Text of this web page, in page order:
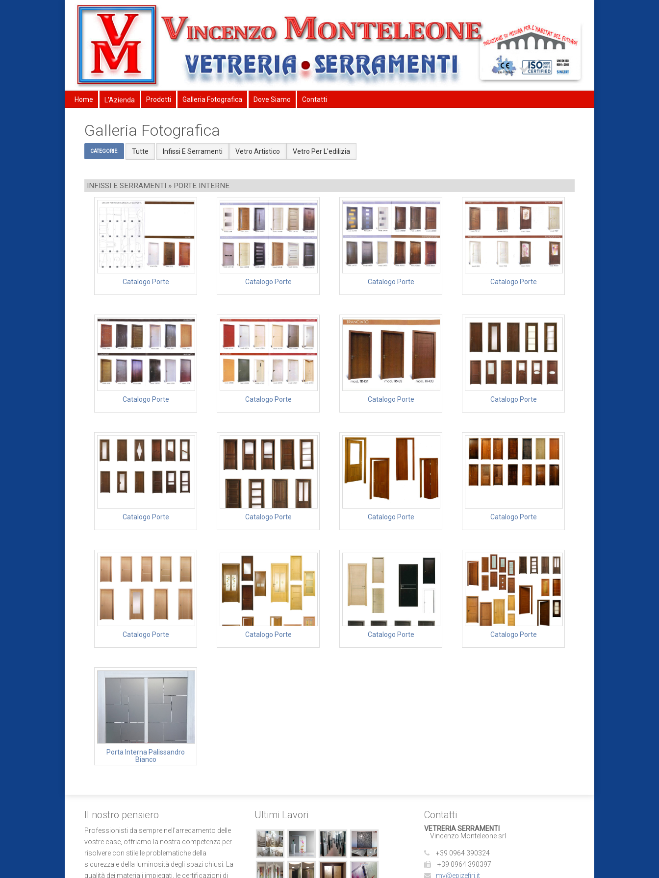
Home L'Azienda Prodotti Galleria Fotografica Dove Siamo Contatti
Galleria Fotografica
CATEGORIE: Tutte Infissi E Serramenti Vetro Artistico Vetro Per L'edilizia
INFISSI E SERRAMENTI » PORTE INTERNE
Catalogo Porte Catalogo Porte Catalogo Porte Catalogo Porte
Catalogo Porte Catalogo Porte Catalogo Porte Catalogo Porte
Catalogo Porte Catalogo Porte Catalogo Porte Catalogo Porte
Catalogo Porte Catalogo Porte Catalogo Porte Catalogo Porte
Porta Interna Palissandro
Bianco
Il nostro pensiero
Professionisti da sempre nell'arredamento delle
vostre case, offriamo la nostra competenza per
risolvere con stile le problematiche della
sicurezza e della luminosità degli spazi chiusi. La
qualità dei materiali impiegati, le certificazioni di
Ultimi Lavori Contatti
VETRERIA SERRAMENTI
Vincenzo Monteleone srl
+39 0964 390324
+39 0964 390397
mv@epizefiri.it